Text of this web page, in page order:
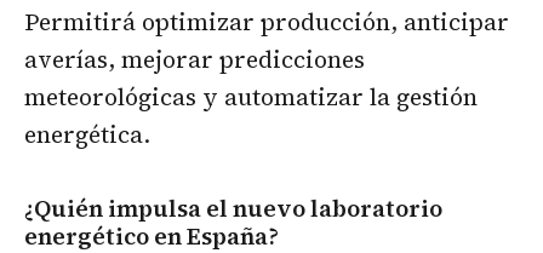
Permitirá optimizar producción, anticipar
averías, mejorar predicciones
meteorológicas y automatizar la gestión
energética.
¿Quién impulsa el nuevo laboratorio
energético en España?